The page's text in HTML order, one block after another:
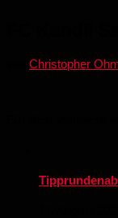
Christopher